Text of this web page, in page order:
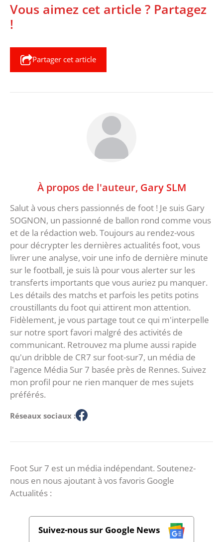
Vous aimez cet article ? Partagez
!
Partager cet article
À propos de l'auteur, Gary SLM
Salut à vous chers passionnés de foot ! Je suis Gary
SOGNON, un passionné de ballon rond comme vous
et de la rédaction web. Toujours au rendez-vous
pour décrypter les dernières actualités foot, vous
livrer une analyse, voir une info de dernière minute
sur le football, je suis là pour vous alerter sur les
transferts importants que vous auriez pu manquer.
Les détails des matchs et parfois les petits potins
croustillants du foot qui attirent mon attention.
Fidèlement, je vous partage tout ce qui m'interpelle
sur notre sport favori malgré des activités de
communicant. Retrouvez ma plume aussi rapide
qu'un dribble de CR7 sur foot-sur7, un média de
l'agence Média Sur 7 basée près de Rennes. Suivez
mon profil pour ne rien manquer de mes sujets
préférés.
Réseaux sociaux :
Foot Sur 7 est un média indépendant. Soutenez-
nous en nous ajoutant à vos favoris Google
Actualités :
Suivez-nous sur Google News